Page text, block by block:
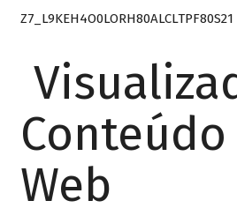
Z7_L9KEH4O0LORH80ALCLTPF80S21
Web